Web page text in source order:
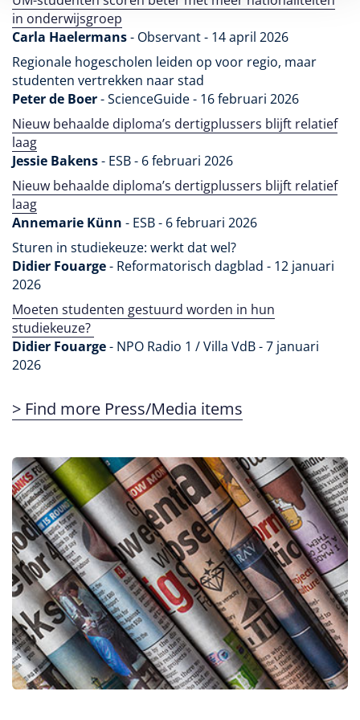
in onderwijsgroep
Carla Haelermans- Observant - 14 april 2026
Regionale hogescholen leiden op voor regio, maar
studenten vertrekken naar stad
Peter de Boer- ScienceGuide - 16 februari 2026
Nieuw behaalde diploma’s dertigplussers blijft relatief
laag
Jessie Bakens- ESB - 6 februari 2026
Nieuw behaalde diploma’s dertigplussers blijft relatief
laag
Annemarie Künn - ESB - 6 februari 2026
Sturen in studiekeuze: werkt dat wel?
Didier Fouarge- Reformatorisch dagblad - 12 januari
2026
Moeten studenten gestuurd worden in hun
studiekeuze?
Didier Fouarge- NPO Radio 1 / Villa VdB - 7 januari
2026
> Find more Press/Media items